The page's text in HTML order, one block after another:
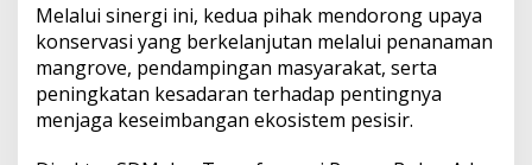
m
1
.
0
5
0
Melalui sinergi ini, kedua pihak mendorong upaya
konservasi yang berkelanjutan melalui penanaman
mangrove, pendampingan masyarakat, serta
peningkatan kesadaran terhadap pentingnya
menjaga keseimbangan ekosistem pesisir.